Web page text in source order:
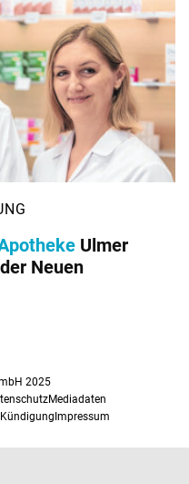
Ulmer
Neuen
2025
Mediadaten
KündigungImpressum